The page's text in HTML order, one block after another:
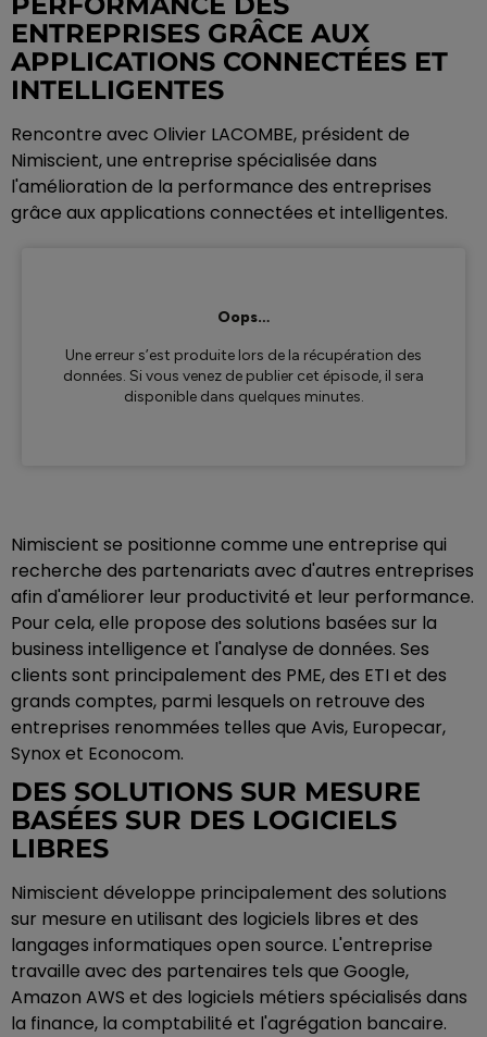
ENTREPRISES GRÂCE AUX
APPLICATIONS CONNECTÉES ET
INTELLIGENTES
Rencontre avec Olivier LACOMBE, président de
Nimiscient, une entreprise spécialisée dans
l'amélioration de la performance des entreprises
grâce aux applications connectées et intelligentes.
Nimiscient se positionne comme une entreprise qui
recherche des partenariats avec d'autres entreprises
afin d'améliorer leur productivité et leur performance.
Pour cela, elle propose des solutions basées sur la
business intelligence et l'analyse de données. Ses
clients sont principalement des PME, des ETI et des
grands comptes, parmi lesquels on retrouve des
entreprises renommées telles que Avis, Europecar,
Synox et Econocom.
DES SOLUTIONS SUR MESURE
BASÉES SUR DES LOGICIELS
LIBRES
Nimiscient développe principalement des solutions
sur mesure en utilisant des logiciels libres et des
langages informatiques open source. L'entreprise
travaille avec des partenaires tels que Google,
Amazon AWS et des logiciels métiers spécialisés dans
la finance, la comptabilité et l'agrégation bancaire.